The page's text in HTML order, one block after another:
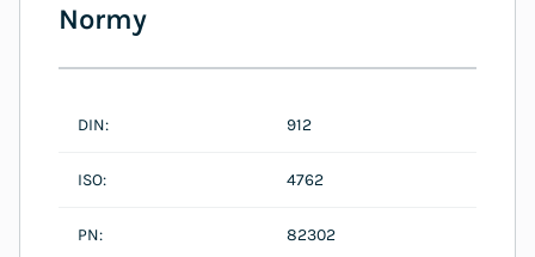
Normy
DIN: 912
ISO: 4762
PN: 82302